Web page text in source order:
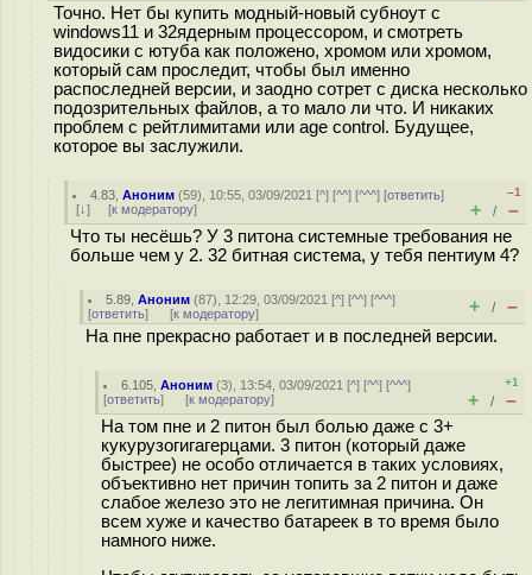
Точно. Нет бы купить модный-новый субноут с
windows11 и 32ядерным процессором, и смотреть
видосики с ютуба как положено, хромом или хромом,
который сам проследит, чтобы был именно
распоследней версии, и заодно сотрет с диска несколько
подозрительных файлов, а то мало ли что. И никаких
проблем с рейтлимитами или age control. Будущее,
которое вы заслужили.
4.83 ,Аноним (59), 10:55, 03/09/2021 [^] [^^] [^^^] [ответить]
[↓] [к модератору]
–1
+ / –
Что ты несёшь? У 3 питона системные требования не
больше чем у 2. 32 битная система, у тебя пентиум 4?
5.89 ,Аноним (87), 12:29, 03/09/2021 [^] [^^] [^^^]
[ответить] [к модератору] + / –
На пне прекрасно работает и в последней версии.
6.105 ,Аноним (3), 13:54, 03/09/2021 [^] [^^] [^^^]
[ответить] [к модератору]
+1
+ / –
На том пне и 2 питон был болью даже с 3+
кукурузогигагерцами. 3 питон (который даже
быстрее) не особо отличается в таких условиях,
объективно нет причин топить за 2 питон и даже
слабое железо это не легитимная причина. Он
всем хуже и качество батареек в то время было
намного ниже.